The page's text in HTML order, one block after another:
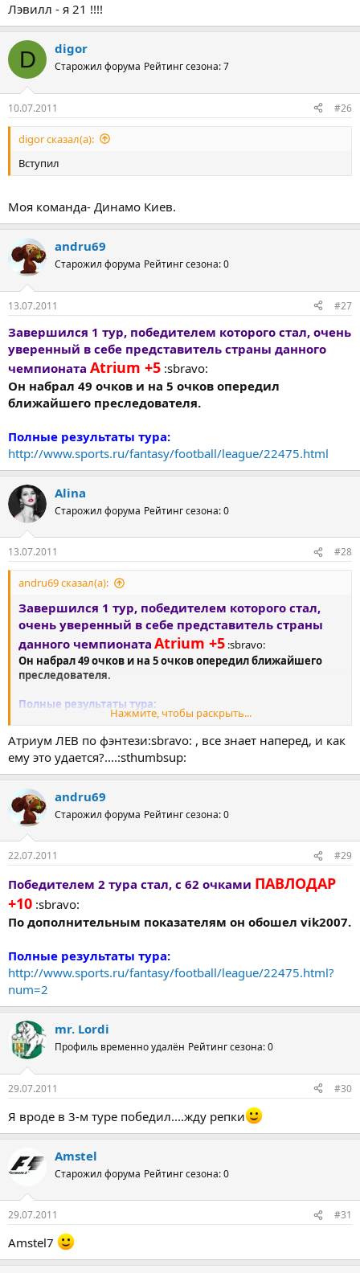
Лэвилл - я 21 !!!!
D digor
Старожил форума Рейтинг сезона: 7
10.07.2011 #26
digor сказал(а):
Вступил
Моя команда- Динамо Киев.
andru69
Старожил форума Рейтинг сезона: 0
13.07.2011 #27
Завершился 1 тур, победителем которого стал, очень
уверенный в себе представитель страны данного
чемпионата Atrium +5 :sbravo:
Он набрал 49 очков и на 5 очков опередил
ближайшего преследователя.
Полные результаты тура:
http://www.sports.ru/fantasy/football/league/22475.html
Alina
Старожил форума Рейтинг сезона: 0
13.07.2011 #28
andru69 сказал(а):
Завершился 1 тур, победителем которого стал,
очень уверенный в себе представитель страны
данного чемпионата Atrium +5 :sbravo:
Он набрал 49 очков и на 5 очков опередил ближайшего
преследователя.
Полные результаты тура:
http://www.sports.ru/fantasy/football/league/22475.html
Нажмите, чтобы раскрыть...
Атриум ЛЕВ по фэнтези:sbravo: , все знает наперед, и как
ему это удается?....:sthumbsup:
andru69
Старожил форума Рейтинг сезона: 0
22.07.2011 #29
Победителем 2 тура стал, с 62 очками ПАВЛОДАР
+10 :sbravo:
По дополнительным показателям он обошел vik2007.
Полные результаты тура:
http://www.sports.ru/fantasy/football/league/22475.html?
num=2
mr. Lordi
Профиль временно удалён Рейтинг сезона: 0
29.07.2011 #30
Я вроде в 3-м туре победил....жду репки
Amstel
Старожил форума Рейтинг сезона: 0
29.07.2011 #31
Amstel7